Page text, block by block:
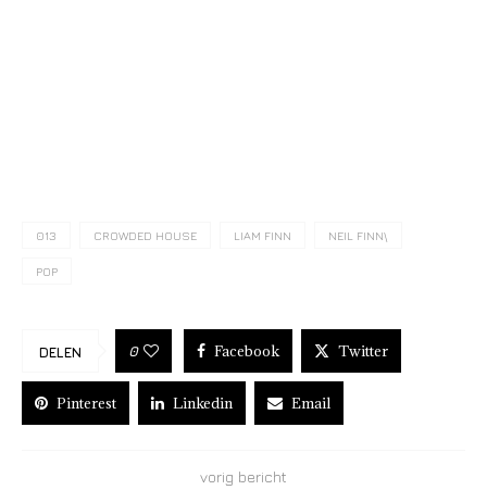
013 CROWDED HOUSE LIAM FINN NEIL FINN\
POP
DELEN 0 Facebook Twitter
Pinterest Linkedin Email
vorig bericht